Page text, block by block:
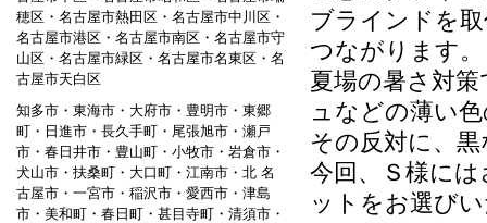
ブラインドを
つながります。
夏場の暑さ対
ュなどの薄い
その反対に、
今回、Ｓ様に
ットをお選び
穂区・名古屋市熱田区・名古屋市中川区・
名古屋市港区・名古屋市南区・名古屋市守
山区・名古屋市緑区・名古屋市名東区・名
古屋市天白区
知多市・東海市・大府市・豊明市・東郷
町・日進市・長久手町・尾張旭市・瀬戸
市・春日井市・豊山町・小牧市・岩倉市・
犬山市・扶桑町・大口町・江南市・北 名
古屋市・一宮市・稲沢市・愛西市・津島
市・美和町・春日町・甚目寺町・清須市・